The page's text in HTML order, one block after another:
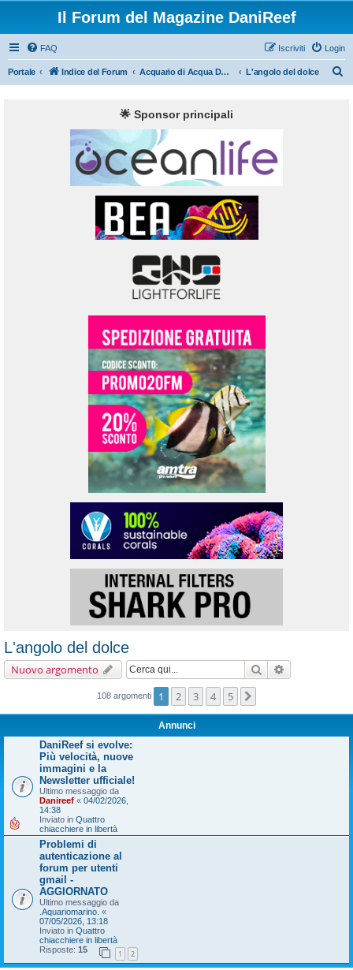
Il Forum del Magazine DaniReef
FAQ Login
Iscriviti
Portale Indice del Forum Acquario di Acqua Dolce ed Aquascaping L'angolo del dolce
🌟 Sponsor principali
L'angolo del dolce
Nuovo argomento Cerca
108 argomenti 1 2 3 4 5
Annunci
DaniReef si evolve:
Più velocità, nuove
immagini e la
Newsletter ufficiale!
Ultimo messaggio da
Danireef « 04/02/2026,
14:38
Inviato in Quattro
chiacchiere in libertà
Problemi di
autenticazione al
forum per utenti
gmail -
AGGIORNATO
Ultimo messaggio da
.Aquariomarino. «
07/05/2026, 13:18
Inviato in Quattro
chiacchiere in libertà
Risposte: 15 1 2